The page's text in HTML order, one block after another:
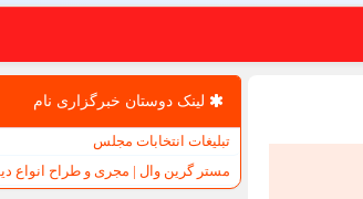
لینک دوستان خبرگزاری نام
تبلیغات انتخابات مجلس
مستر گرین وال | مجری و طراح انواع